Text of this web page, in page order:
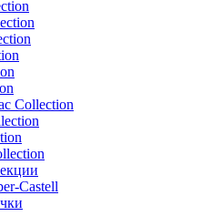
Collection
Castell